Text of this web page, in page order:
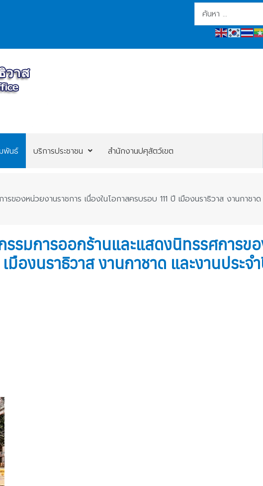
การค้นหา
พันธ์ บริการประชาชน สำนักงานปศุสัตว์เขต
องหน่วยงานราชการ เนื่องในโอกาสครบรอบ 111 ปี เมืองนราธิวาส งานกาชา
รมการออกร้านและแสดงนิทรรศการข
องนราธิวาส งานกาชาด และงานประจ